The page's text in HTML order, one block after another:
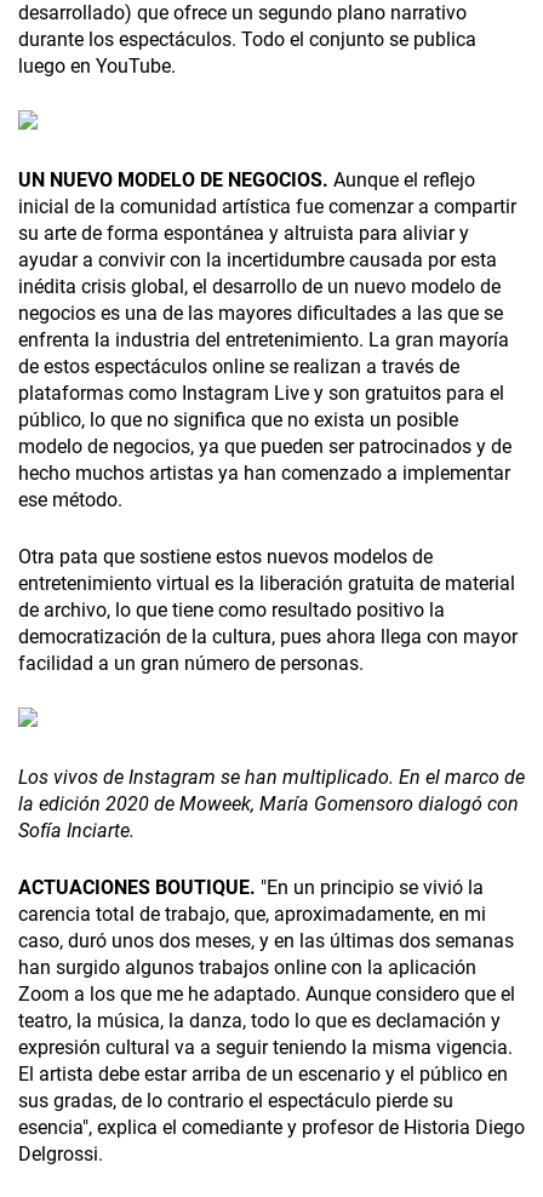
desarrollado) que ofrece un segundo plano narrativo
durante los espectáculos. Todo el conjunto se publica
luego en YouTube.
UN NUEVO MODELO DE NEGOCIOS. Aunque el reflejo
inicial de la comunidad artística fue comenzar a compartir
su arte de forma espontánea y altruista para aliviar y
ayudar a convivir con la incertidumbre causada por esta
inédita crisis global, el desarrollo de un nuevo modelo de
negocios es una de las mayores dificultades a las que se
enfrenta la industria del entretenimiento. La gran mayoría
de estos espectáculos online se realizan a través de
plataformas como Instagram Live y son gratuitos para el
público, lo que no significa que no exista un posible
modelo de negocios, ya que pueden ser patrocinados y de
hecho muchos artistas ya han comenzado a implementar
ese método.
Otra pata que sostiene estos nuevos modelos de
entretenimiento virtual es la liberación gratuita de material
de archivo, lo que tiene como resultado positivo la
democratización de la cultura, pues ahora llega con mayor
facilidad a un gran número de personas.
Los vivos de Instagram se han multiplicado. En el marco de
la edición 2020 de Moweek, María Gomensoro dialogó con
Sofía Inciarte.
ACTUACIONES BOUTIQUE. "En un principio se vivió la
carencia total de trabajo, que, aproximadamente, en mi
caso, duró unos dos meses, y en las últimas dos semanas
han surgido algunos trabajos online con la aplicación
Zoom a los que me he adaptado. Aunque considero que el
teatro, la música, la danza, todo lo que es declamación y
expresión cultural va a seguir teniendo la misma vigencia.
El artista debe estar arriba de un escenario y el público en
sus gradas, de lo contrario el espectáculo pierde su
esencia", explica el comediante y profesor de Historia Diego
Delgrossi.